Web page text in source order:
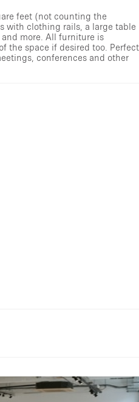
feet (not counting the
with clothing rails, a large table
more. All furniture is
the space if desired too. Perfect
conferences and other